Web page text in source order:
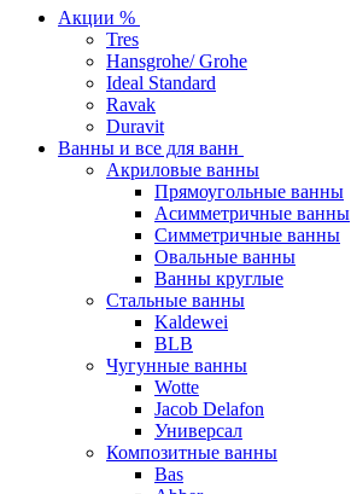
Акции %
Tres
Hansgrohe/ Grohe
Ideal Standard
Ravak
Duravit
Ванны и все для ванн
Акриловые ванны
Прямоугольные ванны
Асимметричные ванны
Симметричные ванны
Овальные ванны
Ванны круглые
Стальные ванны
Kaldewei
BLB
Чугунные ванны
Wotte
Jacob Delafon
Универсал
Композитные ванны
Bas